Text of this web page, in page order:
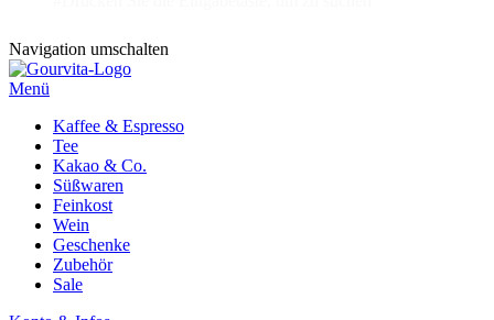
Navigation umschalten
Menü
Kaffee & Espresso
Tee
Kakao & Co.
Süßwaren
Feinkost
Wein
Geschenke
Zubehör
Sale